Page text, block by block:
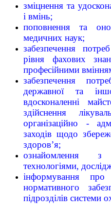
зміцнення та
і вмінь;
поповнення та
медичних наук;
забезпечення
рівня фахових
професійними
забезпечення
державної та
вдосконаленні
здійснення
організаційно -
заходів щодо
здоров’я;
ознайомлення
технологіями,
інформування
нормативного
підрозділів системи